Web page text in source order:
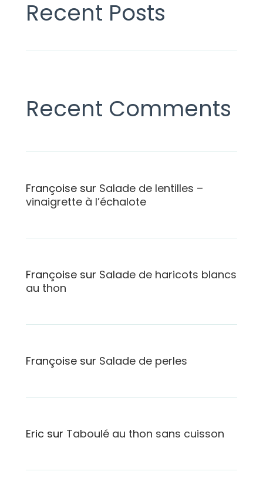
Recent Posts
Recent Comments
Françoise sur Salade de lentilles –
vinaigrette à l’échalote
Françoise sur Salade de haricots blancs
au thon
Françoise sur Salade de perles
Eric sur Taboulé au thon sans cuisson